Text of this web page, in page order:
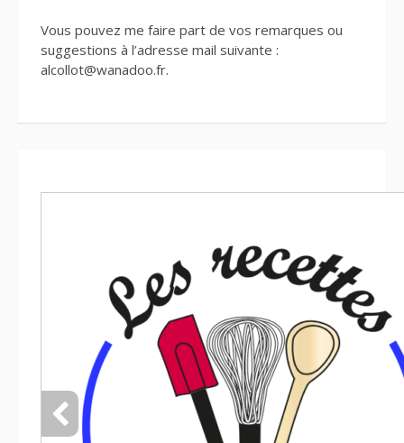
Vous pouvez me faire part de vos remarques ou
suggestions à l’adresse mail suivante :
alcollot@wanadoo.fr.